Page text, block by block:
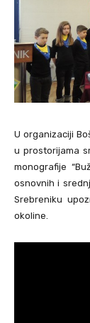
U organizaciji
u prostorijama
monografije
osnovnih i
Srebreniku
okoline.